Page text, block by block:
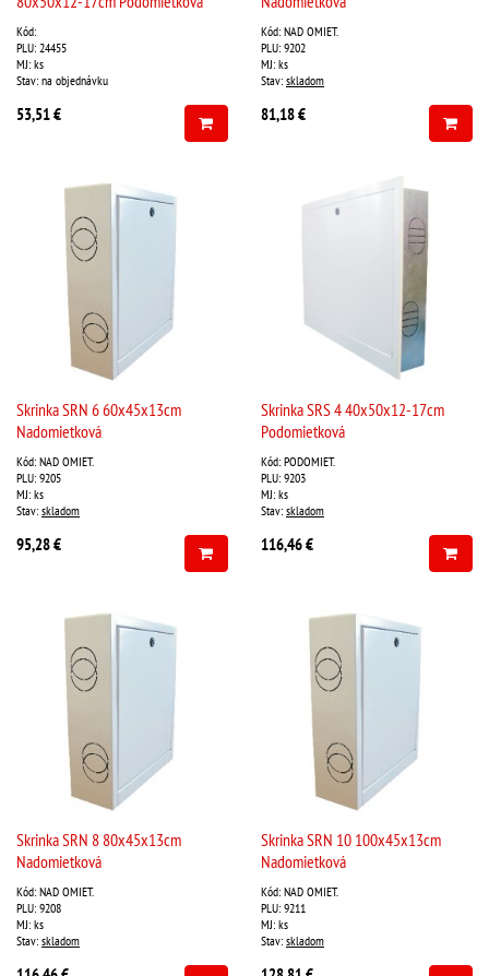
Kód:
PLU: 24455
MJ: ks
Stav: na objednávku
53,51 €
Kód: NAD OMIET.
PLU: 9202
MJ: ks
Stav: skladom
81,18 €
Skrinka SRN 6 60x45x13cm
Nadomietková
Kód: NAD OMIET.
PLU: 9205
MJ: ks
Stav: skladom
95,28 €
Skrinka SRS 4 40x50x12-17cm
Podomietková
Kód: PODOMIET.
PLU: 9203
MJ: ks
Stav: skladom
116,46 €
Skrinka SRN 8 80x45x13cm
Nadomietková
Kód: NAD OMIET.
PLU: 9208
MJ: ks
Stav: skladom
Skrinka SRN 10 100x45x13cm
Nadomietková
Kód: NAD OMIET.
PLU: 9211
MJ: ks
Stav: skladom